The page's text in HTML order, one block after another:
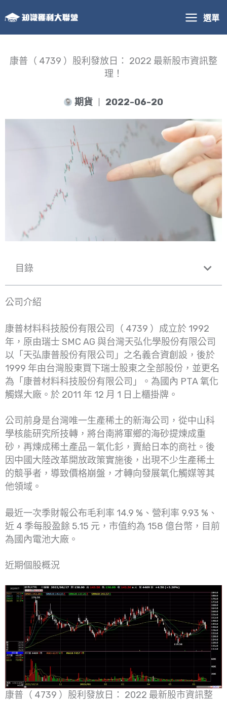
至
主
選單
康普（ 4739 ）股利發放日： 2022 最新股市資訊整
理！
期貨 2022-06-20
目錄
公司介紹
康普材料科技股份有限公司（ 4739 ）成立於 1992
年，原由瑞士 SMC AG 與台灣天弘化學股份有限公司
以「天弘康普股份有限公司」之名義合資創設，後於
1999 年由台灣股東買下瑞士股東之全部股份，並更名
為「康普材料科技股份有限公司」。為國內 PTA 氧化
觸媒大廠。於 2011 年 12 月 1 日上櫃掛牌。
公司前身是台灣唯一生產稀土的新海公司，從中山科
學核能研究所技轉，將台南將軍鄉的海砂提煉成重
砂，再煉成稀土產品－氧化釤，賣給日本的商社。後
因中國大陸改革開放政策實施後，出現不少生產稀土
的競爭者，導致價格崩盤，才轉向發展氧化觸媒等其
他領域。
最近一次季財報公布毛利率 14.9 %、營利率 9.93 %、
近 4 季每股盈餘 5.15 元，市值約為 158 億台幣，目前
為國內電池大廠。
近期個股概況
康普（ 4739 ）股利發放日： 2022 最新股市資訊整